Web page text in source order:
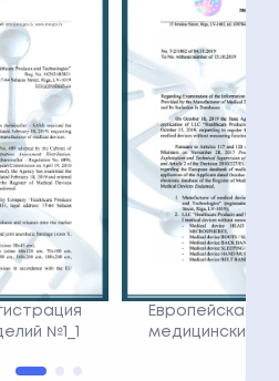
№1_1
Европейская
медицинских